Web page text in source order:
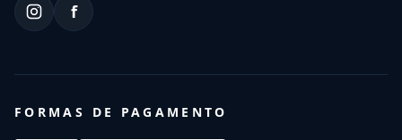
f
FORMAS DE PAGAMENTO